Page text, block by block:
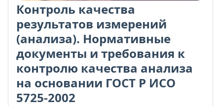
Контроль качества
результатов измерений
(анализа). Нормативные
документы и требования к
контролю качества анализа
на основании ГОСТ Р ИСО
5725-2002